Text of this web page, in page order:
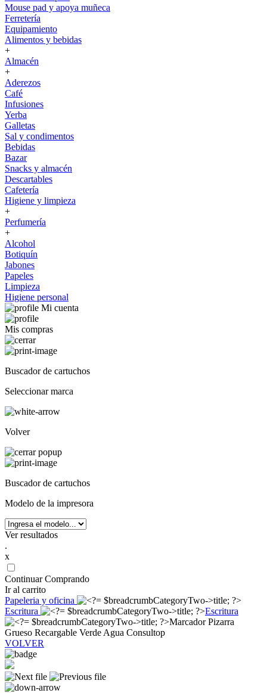
Mouse pad y apoya muñeca
Ferretería
Equipamiento
Alimentos y bebidas
+
Almacén
+
Aderezos
Café
Infusiones
Yerba
Galletas
Sal y condimentos
Bebidas
Bazar
Snacks y almacén
Descartables
Cafetería
Higiene y limpieza
+
Perfumería
+
Alcohol
Botiquín
Jabones
Papeles
Limpieza
Higiene personal
Mi cuenta
Mis compras
Buscador de cartuchos
Seleccionar marca
Volver
Buscador de cartuchos
Modelo de la impresora
Ver resultados
.
x
Continuar Comprando
Ir al carrito
Papeleria y oficina
Escritura
Escritura
Marcador Pizarra
Grueso Recargable Verde Agua Consultop
VOLVER